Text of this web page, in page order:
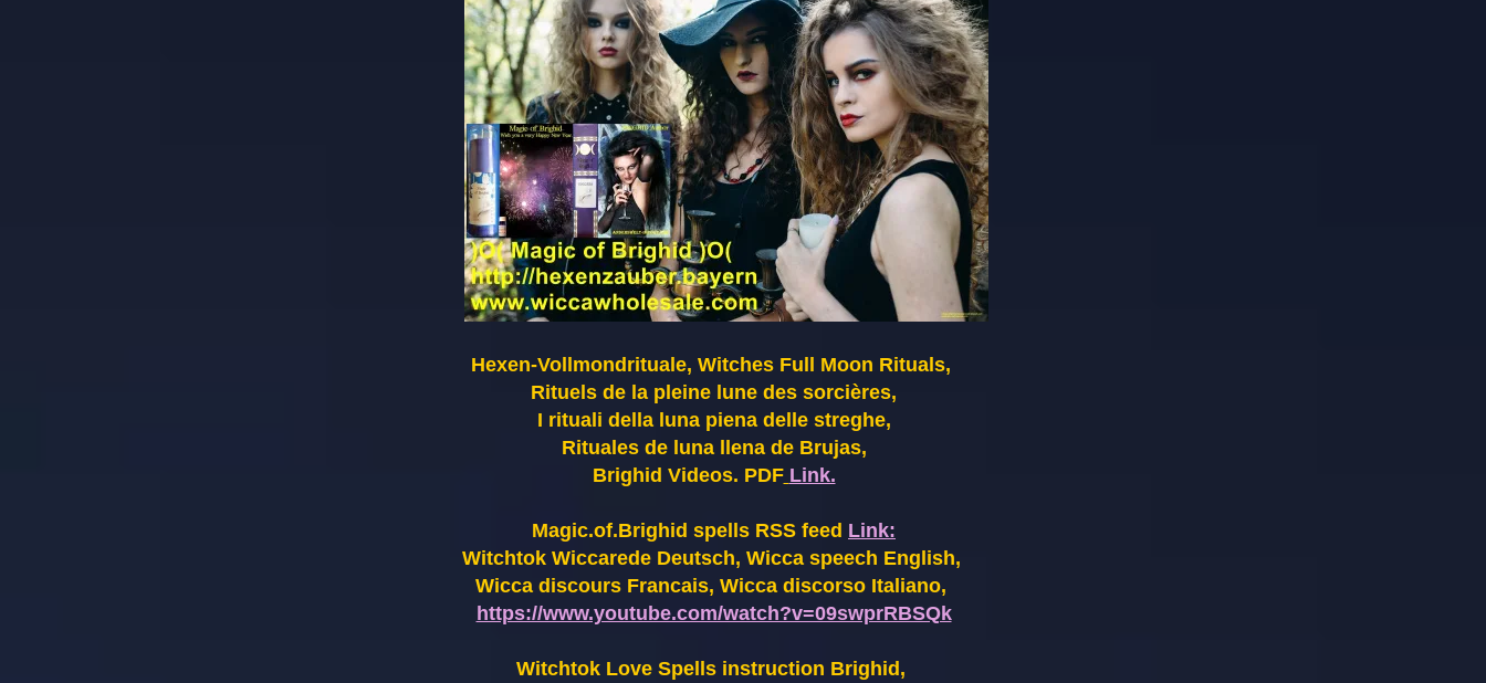
Hexen-Vollmondrituale, Witches Full Moon Rituals,
Rituels de la pleine lune des sorcières,
I rituali della luna piena delle streghe,
Rituales de luna llena de Brujas,
Brighid Videos. PDF Link.
Magic.of.Brighid spells RSS feed Link:
Witchtok Wiccarede Deutsch, Wicca speech English,
Wicca discours Francais, Wicca discorso Italiano,
https://www.youtube.com/watch?v=09swprRBSQk
Witchtok Love Spells instruction Brighid,